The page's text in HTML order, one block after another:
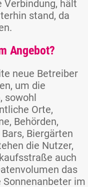
hält
stand, da
Angebot?
neue Betreiber
um die
sowohl
Orte,
Behörden,
Biergärten
die Nutzer,
auch
das
im